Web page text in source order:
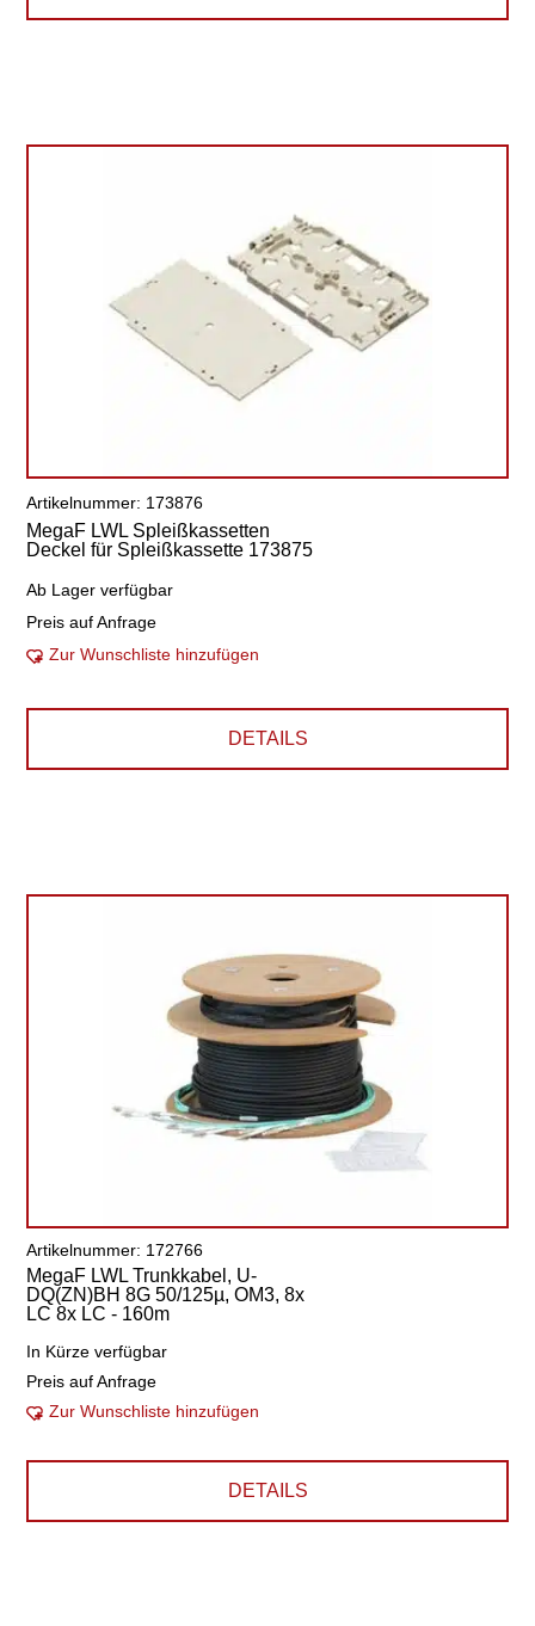
Artikelnummer: 173876
MegaF LWL Spleißkassetten
Deckel für Spleißkassette 173875
Ab Lager verfügbar
Preis auf Anfrage
Zur Wunschliste hinzufügen
DETAILS
Artikelnummer: 172766
MegaF LWL Trunkkabel, U-
DQ(ZN)BH 8G 50/125µ, OM3, 8x
LC 8x LC - 160m
In Kürze verfügbar
Preis auf Anfrage
Zur Wunschliste hinzufügen
DETAILS